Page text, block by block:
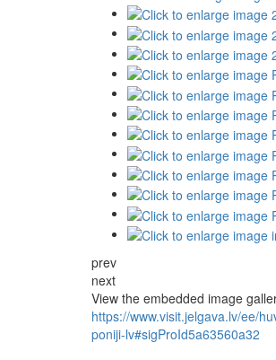
prev
next
View the embedded image
https://www.visit.jelgava.lv/ee/
poniji-lv#sigProId5a63560a32